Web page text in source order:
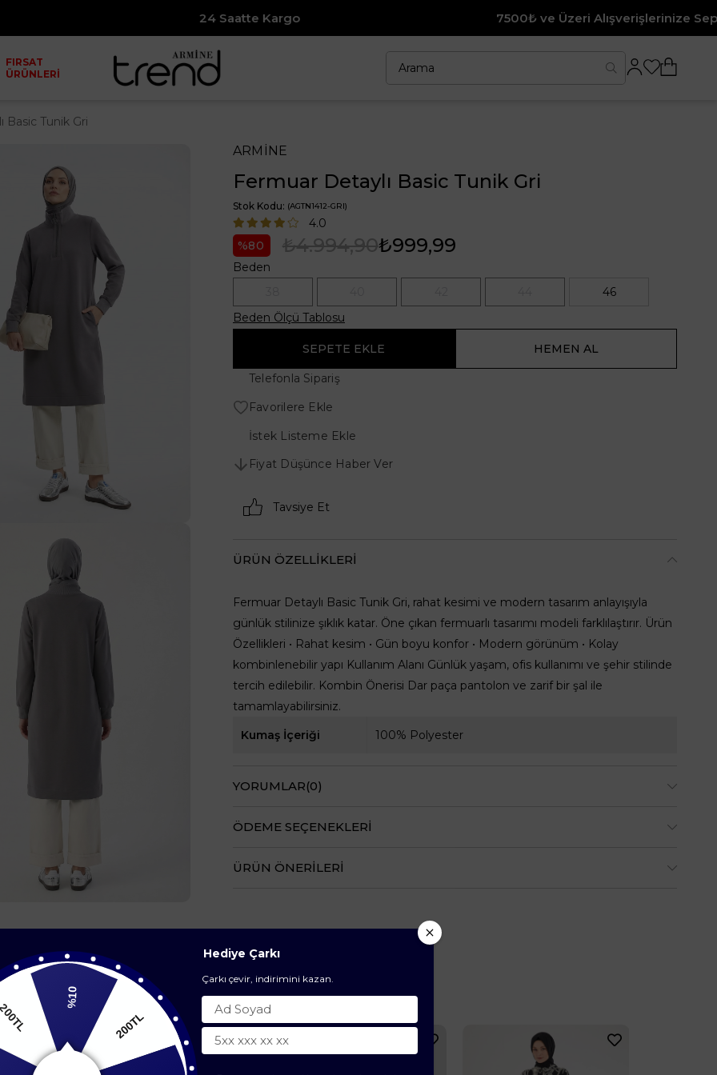
24 Saatte Kargo 7500₺ ve Üzeri Alışverişlerinize Sepette %10
FIRSAT
ÜRÜNLERİ
Basic Tunik Gri
ARMİNE
Fermuar Detaylı Basic Tunik Gri
Stok Kodu (AGTN1412-GRI)
4.0
80
₺4.994,90₺999,99
Beden
46
Beden Ölçü Tablosu
Telefonla Sipariş
Favorilere Ekle
İstek Listeme Ekle
Fiyat Düşünce Haber Ver
Tavsiye Et
ÜRÜN ÖZELLIKLERI
Fermuar Detaylı Basic Tunik Gri, rahat kesimi ve modern tasarım anlayışıyla
günlük stilinize şıklık katar. Öne çıkan fermuarlı tasarımı modeli farklılaştırır. Ürün
Özellikleri • Rahat kesim • Gün boyu konfor • Modern görünüm • Kolay
kombinlenebilir yapı Kullanım Alanı Günlük yaşam, ofis kullanımı ve şehir stilinde
tercih edilebilir. Kombin Önerisi Dar paça pantolon ve zarif bir şal ile
tamamlayabilirsiniz.
Kumaş İçeriği
100% Polyester
YORUMLAR(0)
ÖDEME SEÇENEKLERI
ÜRÜN ÖNERILERI
BENZER ÜRÜNLER
200TL
Hediye Çarkı
Çarkı çevir, indirimini kazan.